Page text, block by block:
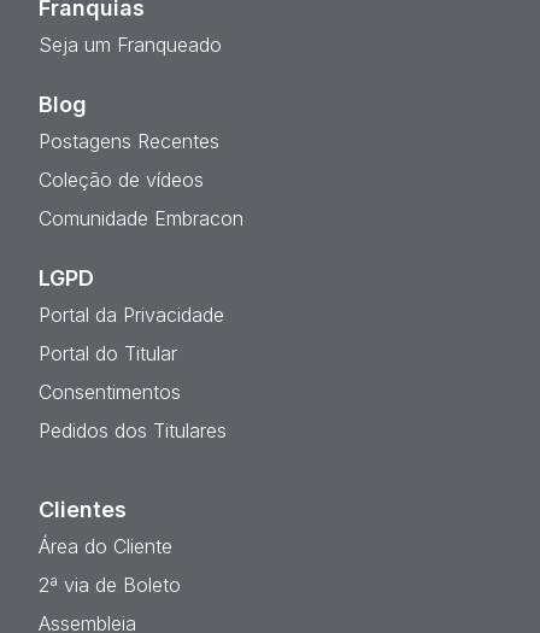
Franquias
Seja um Franqueado
Blog
Postagens Recentes
Coleção de vídeos
Comunidade Embracon
LGPD
Portal da Privacidade
Portal do Titular
Consentimentos
Pedidos dos Titulares
Clientes
Área do Cliente
2ª via de Boleto
Assembleia